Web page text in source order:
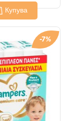
Купува
-7%